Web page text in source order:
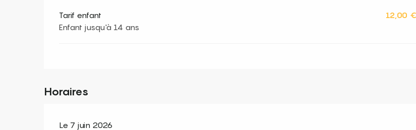
Tarif enfant
Enfant jusqu'à 14 ans
12,00 €
Horaires
Le 7 juin 2026